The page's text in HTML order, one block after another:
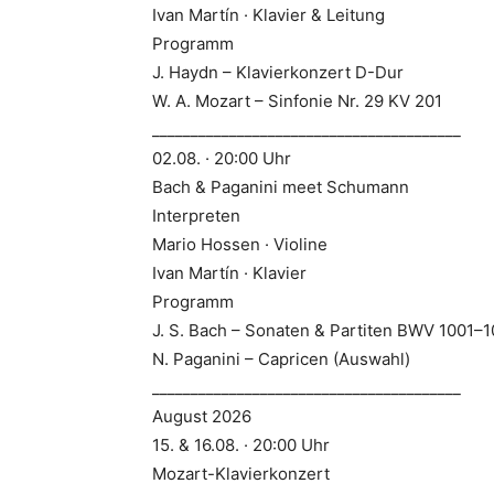
Ivan Martín · Klavier & Leitung
Programm
J. Haydn – Klavierkonzert D-Dur
W. A. Mozart – Sinfonie Nr. 29 KV 201
02.08. · 20:00 Uhr
Bach & Paganini meet Schumann
Interpreten
Mario Hossen · Violine
Ivan Martín · Klavier
Programm
J. S. Bach – Sonaten & Partiten BWV
N. Paganini – Capricen (Auswahl)
August 2026
15. & 16.08. · 20:00 Uhr
Mozart-Klavierkonzert